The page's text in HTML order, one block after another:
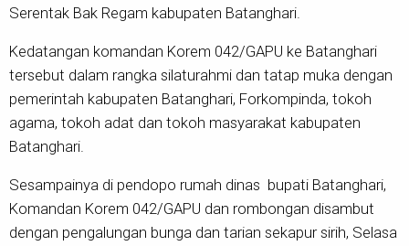
Serentak Bak Regam kabupaten Batanghari.
Kedatangan komandan Korem 042/GAPU ke Batanghari
tersebut dalam rangka silaturahmi dan tatap muka dengan
pemerintah kabupaten Batanghari, Forkompinda, tokoh
agama, tokoh adat dan tokoh masyarakat kabupaten
Batanghari.
Sesampainya di pendopo rumah dinas bupati Batanghari,
Komandan Korem 042/GAPU dan rombongan disambut
dengan pengalungan bunga dan tarian sekapur sirih, Selasa